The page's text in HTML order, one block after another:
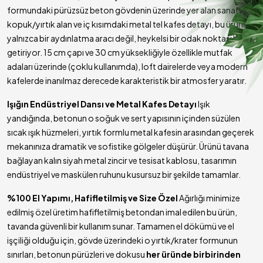
üründe eşsizdir ve değişiklik gösterir.
Duy Tipi
1 x E27 Standart Duy
Ampul
Uyumluluğu
Dahil Değildir (Isınmayı önlemek ve ışık oyununu
artırmak için yalnızcaSıcak Işık LED Ampulönerilir)
Kullanım
Alanı
Mutfak Adası, Yemek Masası Üzeri, Salon, Loft
Mekanlar, Kafe ve Restoranlar
Teslimat
Süresi
5 - 7 İş Günü
formundaki pürüzsüz beton gövdenin üzerinde yer alan sanatsal
kopuk/yırtık alan ve iç kısımdaki metal tel kafes detayı, bu ürünü
yalnızca bir aydınlatma aracı değil, heykelsi bir odak noktası haline
getiriyor. 15 cm çapı ve 30 cm yüksekliğiyle özellikle mutfak
adaları üzerinde (çoklu kullanımda), loft dairelerde veya modern
kafelerde inanılmaz derecede karakteristik bir atmosfer yaratır.
Işığın Endüstriyel Dansı ve Metal Kafes DetayıIşık
yandığında, betonun o soğuk ve sert yapısının içinden süzülen
sıcak ışık hüzmeleri, yırtık formlu metal kafesin arasından geçerek
mekanınıza dramatik ve sofistike gölgeler düşürür. Ürünü tavana
bağlayan kalın siyah metal zincir ve tesisat kablosu, tasarımın
endüstriyel ve maskülen ruhunu kusursuz bir şekilde tamamlar.
%100 El Yapımı, Hafifletilmiş ve Size ÖzelAğırlığı minimize
edilmiş özel üretim hafifletilmiş betondan imal edilen bu ürün,
tavanda güvenli bir kullanım sunar. Tamamen el dökümü ve el
işçiliği olduğu için, gövde üzerindeki o yırtık/krater formunun
sınırları, betonun pürüzleri ve dokusu her üründe birbirinden